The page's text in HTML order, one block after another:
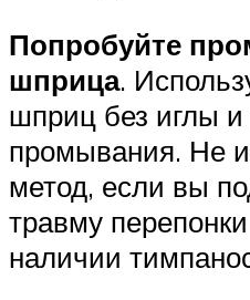
Попробуйте
шприца.
шприц без иглы
промывания. Не
метод, если вы
травму
наличии